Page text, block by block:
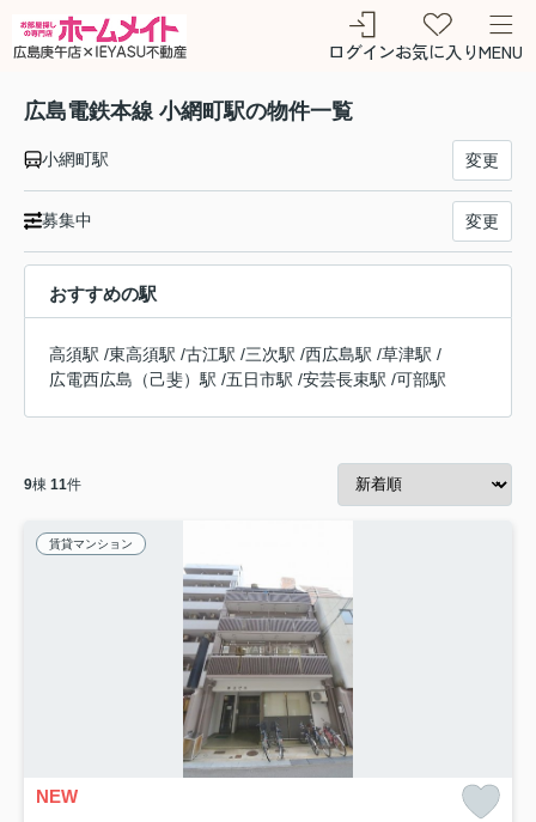
ログインお気に入りMENU
広島電鉄本線 小網町駅の物件一覧
小網町駅 変更
募集中 変更
おすすめの駅
高須駅 /東高須駅 /古江駅 /三次駅 /西広島駅 /草津駅 /
広電西広島（己斐）駅 /五日市駅 /安芸長束駅 /可部駅
9棟 11件
賃貸マンション
NEW